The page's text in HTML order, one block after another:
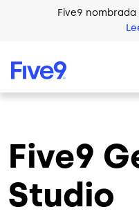
Skip to main content
Five9 nombrada
Five9
Studio